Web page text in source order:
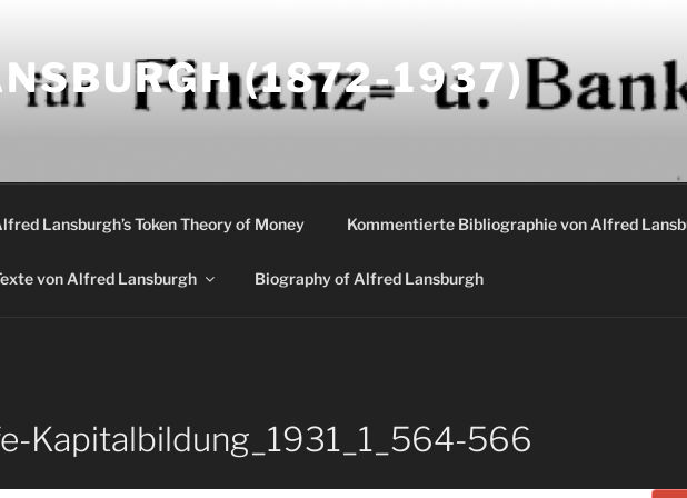
(1872-1937)
Lansburgh’s Token Theory of Money Kommentierte Bibliographie von Alfred
von Alfred Lansburgh Biography of Alfred Lansburgh
Kapitalbildung_1931_1_564-566